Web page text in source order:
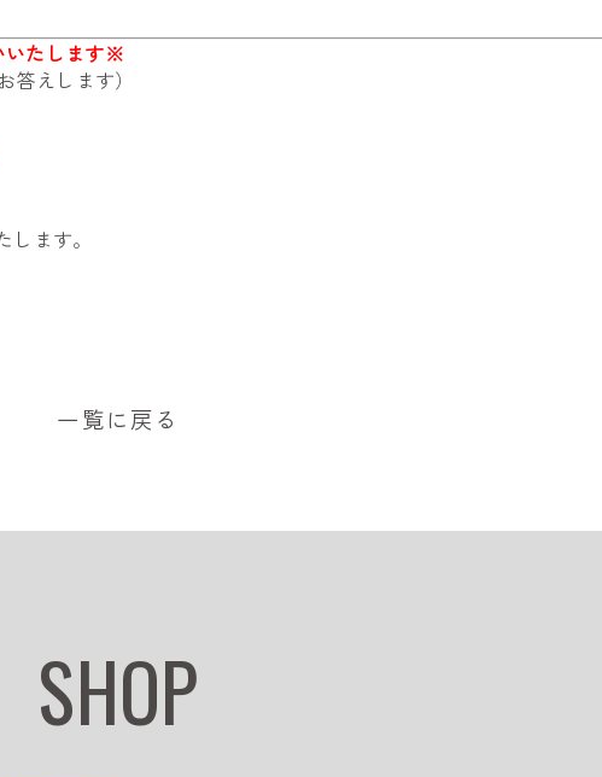
いたします※
えします）
ます。
一覧に戻る
SHOP